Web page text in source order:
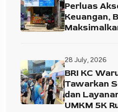
Perluas
Keuangan,
28 July, 2026
BRI KC
Tawarkan
dan
UMKM 5K